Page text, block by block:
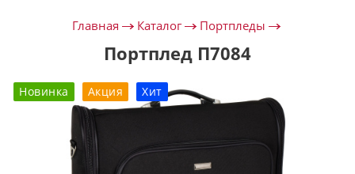
Главная Каталог Портпледы
Портплед П7084
Новинка Акция Хит